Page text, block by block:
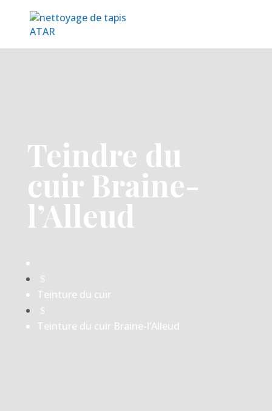
Teindre du
cuir Braine-
l’Alleud
$
Teinture du cuir
$
Teinture du cuir Braine-l’Alleud